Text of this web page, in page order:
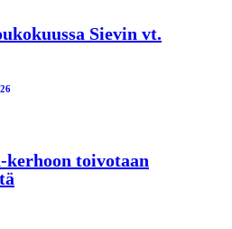
Sievin vt.
toivotaan